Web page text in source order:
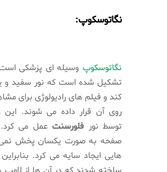
نگاتوسکوپ:
نگاتوسکوپ وسیله ای پزشکی
تشکیل شده است که نور سفید و
کند و فیلم های رادیولوژی برای
روی آن قرار داده می شوند.
توسط نور فلورسنتعمل می کرد.
صفحه به صورت یکسان پخش
هایی ایجاد سایه می کرد.